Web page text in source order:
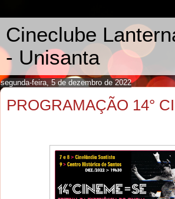
Cineclube
- Unisanta
segunda-feira, 5 de dezembro de 2022
PROGRAMAÇÃO 14°